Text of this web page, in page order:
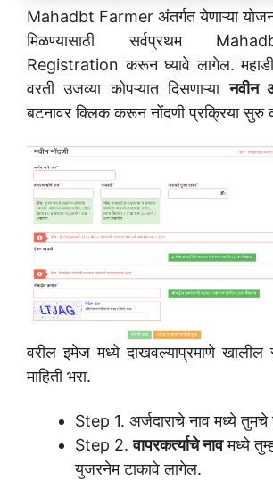
Mahadbt Farmer अंतर्गत येणाऱ्या
मिळण्यासाठी सर्वप्रथम
Registration करून घ्यावे लागेल.
वरती उजव्या कोपऱ्यात दिसणाऱ्यानवीन
बटनावर क्लिक करून नोंदणी प्रक्रिया सुरु
वरील इमेज मध्ये दाखवल्याप्रमाणे
माहिती भरा.
Step 1. अर्जदाराचे नाव मध्ये तुमचे
Step 2.वापरकर्त्याचे नावमध्ये
युजरनेम टाकावे लागेल.